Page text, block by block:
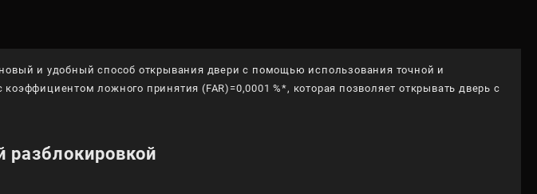
и удобный способ открывания двери с помощью использования точной и
ложного принятия (FAR)=0,0001 %*, которая позволяет открывать дверь с
разблокировкой